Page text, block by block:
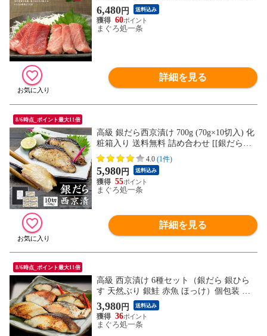
〈bf1〉[[大中セット]
6,480円 送料込み
60
まぐろ処一条
詳細を見る
8/6時点_ポイント最大11倍
高級 銀だら西京漬け 700g (70g×10切入) 化
粧箱入り 送料無料 詰め合わせ [[銀だら西
京漬け10切セット]
4.0 (1件)
5,980円 送料込み
55
まぐろ処一条
詳細を見る
8/6時点_ポイント最大11倍
高級 西京漬け 6種セット（銀だら 銀ひら
す 天然ぶり 銀鮭 赤魚 ほっけ）個包装 化
粧箱付 送料無料 [[西京漬け6種セット]
3,980円 送料込み
36
まぐろ処一条